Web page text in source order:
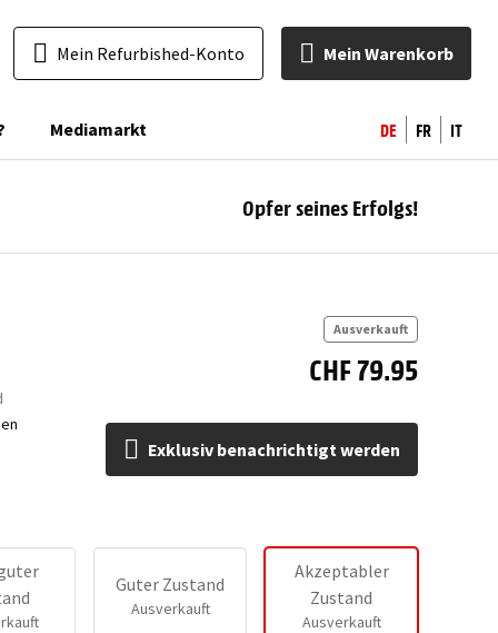
Mein Refurbished-Konto Mein Warenkorb
Mediamarkt DE FR IT
Opfer seines Erfolgs!
Ausverkauft
CHF 79.95
Exklusiv benachrichtigt werden
Guter Zustand
Ausverkauft
Akzeptabler
Zustand
Ausverkauft